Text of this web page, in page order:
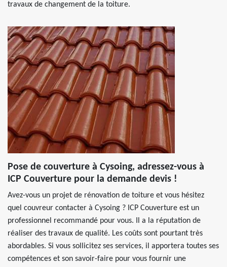
travaux de changement de la toiture.
Pose de couverture à Cysoing, adressez-vous à
ICP Couverture pour la demande devis !
Avez-vous un projet de rénovation de toiture et vous hésitez
quel couvreur contacter à Cysoing ? ICP Couverture est un
professionnel recommandé pour vous. Il a la réputation de
réaliser des travaux de qualité. Les coûts sont pourtant très
abordables. Si vous sollicitez ses services, il apportera toutes ses
compétences et son savoir-faire pour vous fournir une